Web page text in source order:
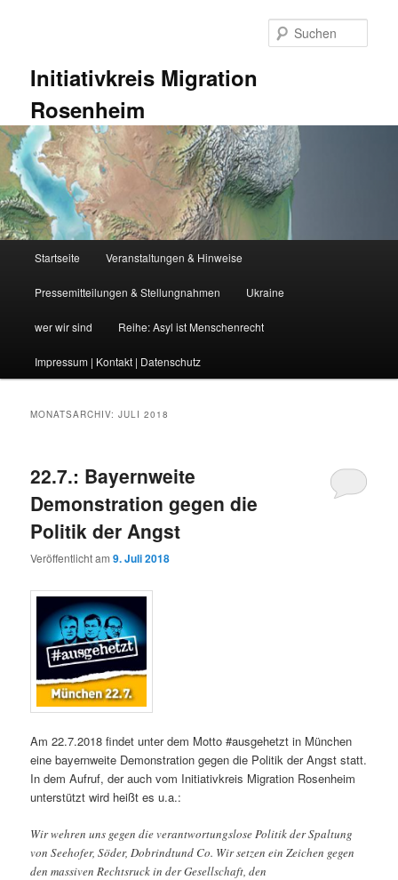
Initiativkreis Migration
Rosenheim
Startseite Veranstaltungen & Hinweise
Pressemitteilungen & Stellungnahmen Ukraine
wer wir sind Reihe: Asyl ist Menschenrecht
Impressum | Kontakt | Datenschutz
MONATSARCHIV:JULI 2018
22.7.: Bayernweite
Demonstration gegen die
Politik der Angst
Veröffentlicht am9. Juli 2018
Am 22.7.2018 findet unter dem Motto #ausgehetzt in München
eine bayernweite Demonstration gegen die Politik der Angst statt.
In dem Aufruf, der auch vom Initiativkreis Migration Rosenheim
unterstützt wird heißt es u.a.:
Wir wehren uns gegen die verantwortungslose Politik der Spaltung
von Seehofer, Söder, Dobrindtund Co. Wir setzen ein Zeichen gegen
den massiven Rechtsruck in der Gesellschaft, den